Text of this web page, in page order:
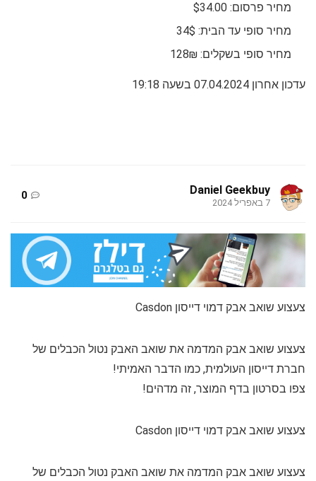
מחיר פרסום: $34.00
מחיר סופי עד הבית: 34$
מחיר סופי בשקלים: 128₪
עדכון אחרון 07.04.2024 בשעה 19:18
Daniel Geekbuy
7 באפריל 2024
0
צעצוע שואב אבק דמוי דייסון Casdon
צעצוע שואב אבק המדמה את שואב האבק נטול הכבלים של
חברת דייסון העולמית, כמו הדבר האמיתי!
צפו בסרטון בדף המוצר, זה מדהים!
צעצוע שואב אבק דמוי דייסון Casdon
צעצוע שואב אבק המדמה את שואב האבק נטול הכבלים של